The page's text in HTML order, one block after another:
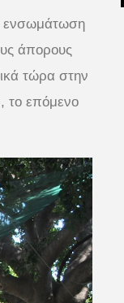
ενσωμάτωση
άπορους
τώρα στην
το επόμενο